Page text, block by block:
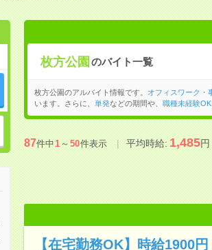
枚方公園 のバイト一覧
枚方公園のアルバイト情報です。 オフィスワーク・
います。さらに、
単発などの期間や、 職種未経験OK
87件中1～50件表示 平均時給:1,485円
【在宅勤務OK】時給1900